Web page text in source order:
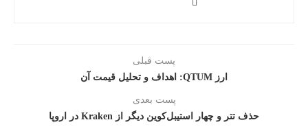
پست قبلی
ارز QTUM: اهداف و تحلیل قیمت آن
پست بعدی
حذف تتر و چهار استیبل‌کوین دیگر از Kraken در اروپا